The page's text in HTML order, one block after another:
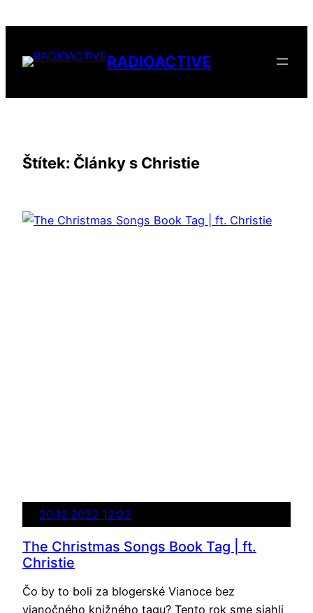
obsah
RADIOACTIVE
Štítek: Články s Christie
20.12.2022 12:22
The Christmas Songs Book Tag | ft.
Christie
Čo by to boli za blogerské Vianoce bez
vianočného knižného tagu? Tento rok sme siahli